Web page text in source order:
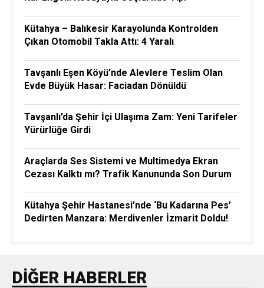
Kütahya – Balıkesir Karayolunda Kontrolden
Çıkan Otomobil Takla Attı: 4 Yaralı
Tavşanlı Eşen Köyü’nde Alevlere Teslim Olan
Evde Büyük Hasar: Faciadan Dönüldü
Tavşanlı’da Şehir İçi Ulaşıma Zam: Yeni Tarifeler
Yürürlüğe Girdi
Araçlarda Ses Sistemi ve Multimedya Ekran
Cezası Kalktı mı? Trafik Kanununda Son Durum
Kütahya Şehir Hastanesi’nde ‘Bu Kadarına Pes’
Dedirten Manzara: Merdivenler İzmarit Doldu!
DIĞER HABERLER